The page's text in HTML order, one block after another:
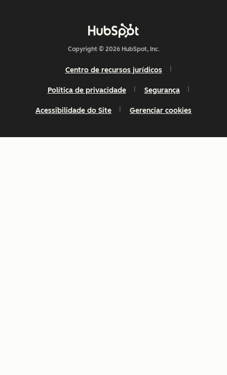
Copyright © 2026 HubSpot, Inc.
Centro de recursos jurídicos
Política de privacidade Segurança
Acessibilidade do Site Gerenciar cookies